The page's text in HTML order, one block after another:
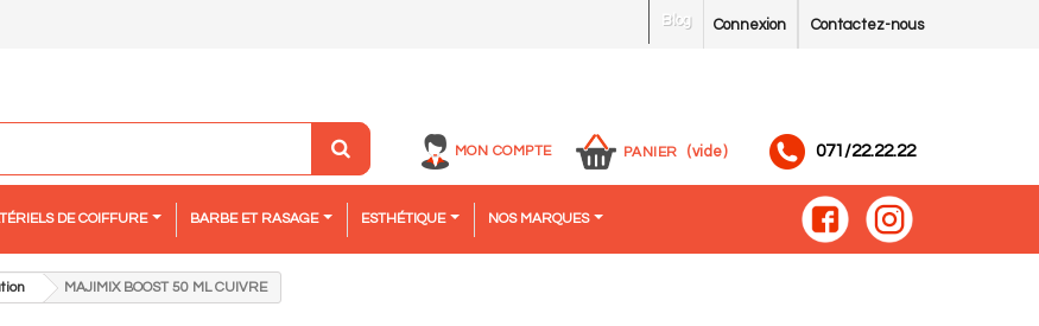
Contactez-nous
Connexion
Blog
MON COMPTE PANIER (vide) 071/22.22.22
DE COIFFURE BARBE ET RASAGE ESTHÉTIQUE NOS MARQUES
MAJIMIX BOOST 50 ML CUIVRE